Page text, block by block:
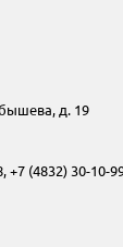
д. 19
+7 (4832) 30-10-